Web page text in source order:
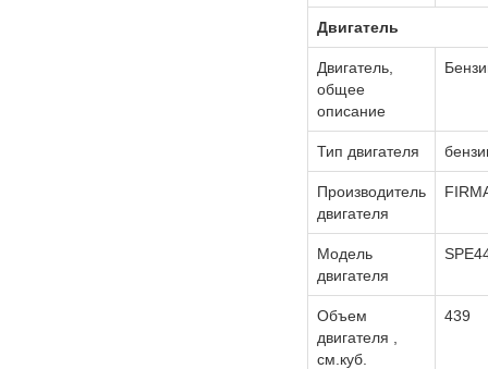
Двигатель
Двигатель,
общее
описание
Тип двигателя
Производитель
двигателя
Модель
двигателя
Объем
двигателя ,
см.куб.
439